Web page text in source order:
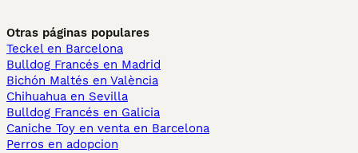
Otras páginas populares
Teckel en Barcelona
Bulldog Francés en Madrid
Bichón Maltés en València
Chihuahua en Sevilla
Bulldog Francés en Galicia
Caniche Toy en venta en Barcelona
Perros en adopcion